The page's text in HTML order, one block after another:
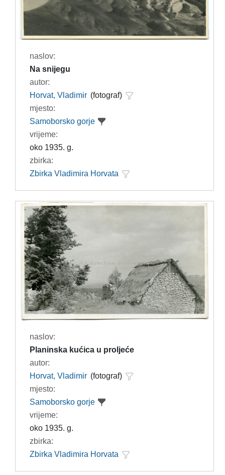
naslov:
Na snijegu
autor:
Horvat, Vladimir (fotograf)
mjesto:
Samoborsko gorje
vrijeme:
oko 1935. g.
zbirka:
Zbirka Vladimira Horvata
naslov:
Planinska kućica u proljeće
autor:
Horvat, Vladimir (fotograf)
mjesto:
Samoborsko gorje
vrijeme:
oko 1935. g.
zbirka:
Zbirka Vladimira Horvata